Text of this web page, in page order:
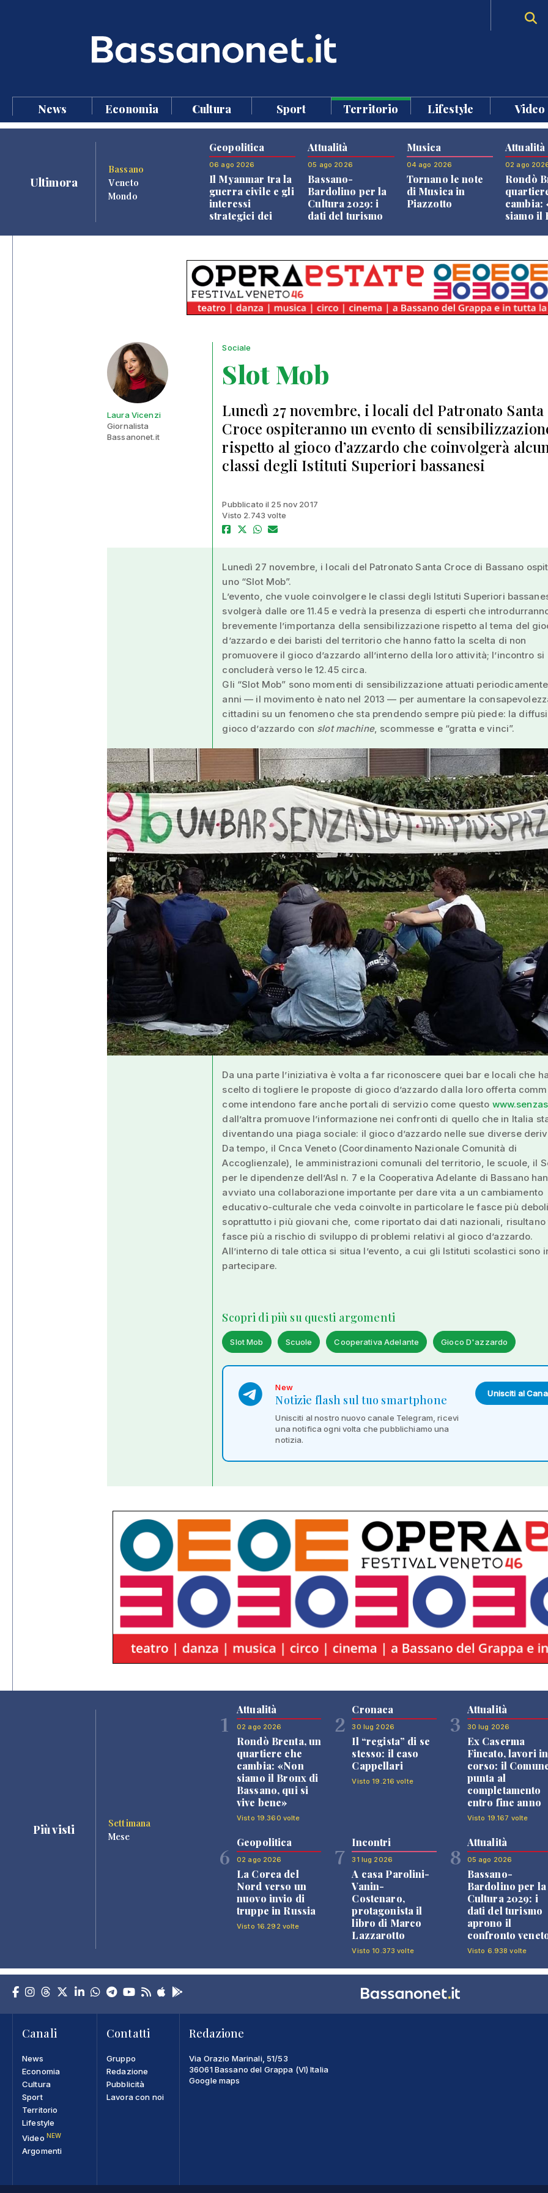
News Economia Cultura Sport Territorio Lifestyle Video
Ultimora
Bassano
Veneto
Mondo
Geopolitica
06 ago 2026
Il Myanmar tra la
guerra civile e gli
interessi
strategici dei
Attualità
05 ago 2026
Bassano-
Bardolino per la
Cultura 2029: i
dati del turismo
Musica
04 ago 2026
Tornano le note
di Musica in
Piazzotto
Attualità
02 ago
Rondò
cambia:
siamo il
Laura Vicenzi
Giornalista
Bassanonet.it
Sociale
Slot Mob
Lunedì 27 novembre, i locali del Patronato Santa
Croce ospiteranno un evento di
rispetto al gioco d’azzardo che coinvolgerà
classi degli Istituti Superiori bassanesi
Pubblicato il 25 nov 2017
Visto 2.743 volte
Lunedì 27 novembre, i locali del Patronato Santa Croce di Bassano
uno “Slot Mob”.
L’evento, che vuole coinvolgere le classi degli Istituti Superiori
svolgerà dalle ore 11.45 e vedrà la presenza di esperti che
brevemente l’importanza della sensibilizzazione rispetto al tema del
d’azzardo e dei baristi del territorio che hanno fatto la scelta di non
promuovere il gioco d’azzardo all’interno della loro attività; l’incontro si
concluderà verso le 12.45 circa.
Gli “Slot Mob” sono momenti di sensibilizzazione attuati
anni — il movimento è nato nel 2013 — per aumentare la
cittadini su un fenomeno che sta prendendo sempre più piede: la
gioco d’azzardo con slot machine, scommesse e “gratta e vinci”.
Da una parte l’iniziativa è volta a far riconoscere quei bar e locali che
scelto di togliere le proposte di gioco d’azzardo dalla loro offerta
come intendono fare anche portali di servizio come questo
dall’altra promuove l’informazione nei confronti di quello che in Italia
diventando una piaga sociale: il gioco d’azzardo nelle sue diverse
Da tempo, il Cnca Veneto (Coordinamento Nazionale Comunità di
Accoglienzale), le amministrazioni comunali del territorio, le scuole, il
per le dipendenze dell’Asl n. 7 e la Cooperativa Adelante di Bassano
avviato una collaborazione importante per dare vita a un cambiamento
educativo-culturale che veda coinvolte in particolare le fasce più
soprattutto i più giovani che, come riportato dai dati nazionali, risultano
fasce più a rischio di sviluppo di problemi relativi al gioco d’azzardo.
All’interno di tale ottica si situa l’evento, a cui gli Istituti scolastici sono
partecipare.
Scopri di più su questi argomenti
Slot Mob Scuole Cooperativa Adelante Gioco D'azzardo
New
Notizie flash sul tuo smartphone
Unisciti al nostro nuovo canale Telegram, ricevi
una notifica ogni volta che pubblichiamo una
notizia.
Unisciti al
Più visti
Settimana
Mese
1
Attualità
02 ago 2026
Rondò Brenta, un
quartiere che
cambia: «Non
siamo il Bronx di
Bassano, qui si
vive bene»
Visto 19.360 volte
2
Cronaca
30 lug 2026
Il “regista” di se
stesso: il caso
Cappellari
Visto 19.216 volte
3
Attualità
30 lug 2026
Ex Caserma
Fincato, lavori in
corso: il
punta al
completamento
entro fine anno
Visto 19.167 volte
6
Geopolitica
02 ago 2026
La Corea del
Nord verso un
nuovo invio di
truppe in Russia
Visto 16.292 volte
7
Incontri
31 lug 2026
A casa Parolini-
Vanin-
Costenaro,
protagonista il
libro di Marco
Lazzarotto
Visto 10.373 volte
8
Attualità
05 ago 2026
Bassano-
Bardolino per la
Cultura 2029: i
dati del turismo
aprono il
confronto
Visto 6.938 volte
Canali
News
Economia
Cultura
Sport
Territorio
Lifestyle
Video NEW
Argomenti
Contatti
Gruppo
Redazione
Pubblicità
Lavora con noi
Redazione
Via Orazio Marinali, 51/53
36061 Bassano del Grappa (VI) Italia
Google maps